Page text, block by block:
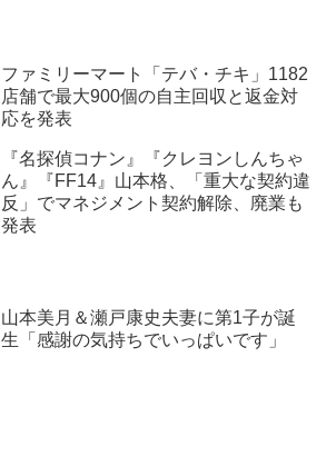
ファミリーマート「テバ・チキ」1182
店舗で最大900個の自主回収と返金対
応を発表
『名探偵コナン』『クレヨンしんちゃ
ん』『FF14』山本格、「重大な契約違
反」でマネジメント契約解除、廃業も
発表
山本美月＆瀬戸康史夫妻に第1子が誕
生「感謝の気持ちでいっぱいです」